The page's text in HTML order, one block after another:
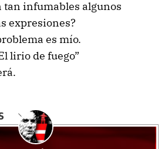
tan infumables algunos
expresiones?
es mío.
lirio de fuego”